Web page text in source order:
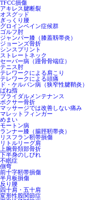
TFCC損傷
アキレス腱断裂
オスグッド
ぎっくり腰
グロインペイン症候群
ゴルフ肘
ジャンパー膝（膝蓋靱帯炎）
ジョーンズ骨折
シンスプリント
ストレートネック
セーバー病（踵骨骨端症）
テニス肘
テレワークによる肩こり
テレワークによる頭痛
ド・ケルバン病（狭窄性腱鞘炎）
ばね指
ブライダルメンテナンス
ボクサー骨折
マッサージでは改善しない痛み
マレットフィンガー
めまい
モートン病
ランナー膝（腸脛靭帯炎）
リスフラン靭帯損傷
リトルリーグ肩
上腕骨頚部骨折
下半身のしびれ
不眠症
側弯
前十字靭帯損傷
半月板損傷
反り腰
四十肩・五十肩
変形性股関節症